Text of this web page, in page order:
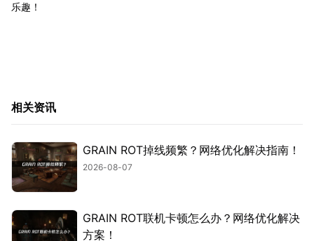
乐趣！
相关资讯
GRAIN ROT掉线频繁？网络优化解决指南！
2026-08-07
GRAIN ROT联机卡顿怎么办？网络优化解决
方案！